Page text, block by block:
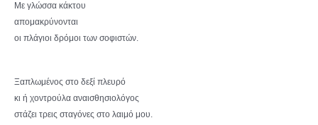
Με γλώσσα κάκτου
απομακρύνονται
οι πλάγιοι δρόμοι των σοφιστών.
Ξαπλωμένος στο δεξί πλευρό
κι ή χοντρούλα αναισθησιολόγος
στάζει τρεις σταγόνες στο λαιμό μου.